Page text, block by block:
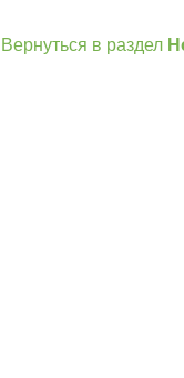
Вернуться в раздел